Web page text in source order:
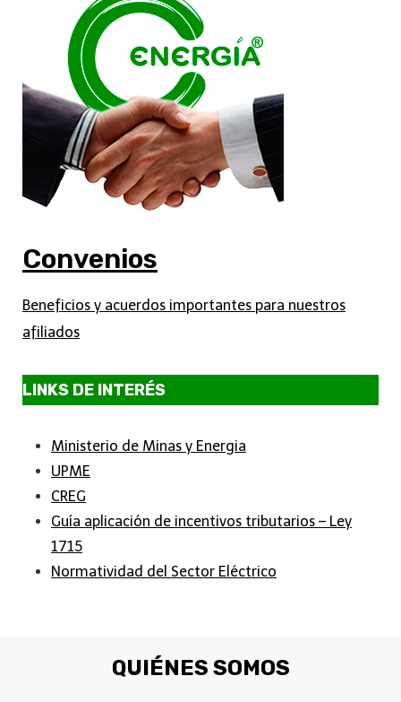
Convenios
Beneficios y acuerdos importantes para nuestros
afiliados
LINKS DE INTERÉS
Ministerio de Minas y Energia
UPME
CREG
Guía aplicación de incentivos tributarios – Ley
1715
Normatividad del Sector Eléctrico
QUIÉNES SOMOS